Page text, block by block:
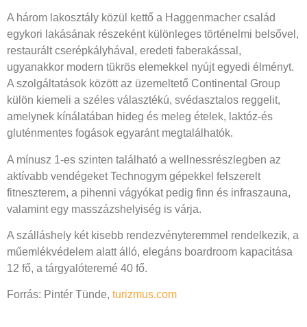
A három lakosztály közül kettő a Haggenmacher család
egykori lakásának részeként különleges történelmi belsővel,
restaurált cserépkályhával, eredeti faberakással,
ugyanakkor modern tükrös elemekkel nyújt egyedi élményt.
A szolgáltatások között az üzemeltető Continental Group
külön kiemeli a széles választékú, svédasztalos reggelit,
amelynek kínálatában hideg és meleg ételek, laktóz-és
gluténmentes fogások egyaránt megtalálhatók.
A mínusz 1-es szinten található a wellnessrészlegben az
aktívabb vendégeket Technogym gépekkel felszerelt
fitneszterem, a pihenni vágyókat pedig finn és infraszauna,
valamint egy masszázshelyiség is várja.
A szálláshely két kisebb rendezvényteremmel rendelkezik, a
műemlékvédelem alatt álló, elegáns boardroom kapacitása
12 fő, a tárgyalóteremé 40 fő.
Forrás: Pintér Tünde, turizmus.com